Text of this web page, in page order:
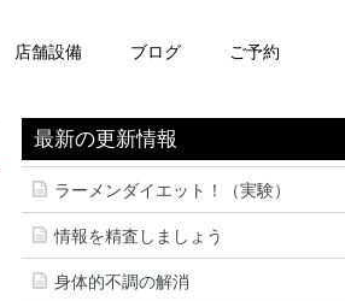
店舗設備 ブログ ご予約
最新の更新情報
ラーメンダイエット！（実験）
情報を精査しましょう
身体的不調の解消